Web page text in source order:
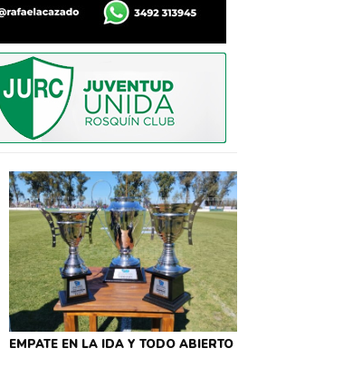
EMPATE EN LA IDA Y TODO ABIERTO